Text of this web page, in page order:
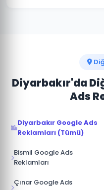
Diyarbakır'da
Ads
Diyarbakır Google Ads
Reklamları (Tümü)
Bismil Google Ads
Reklamları
Çınar Google Ads